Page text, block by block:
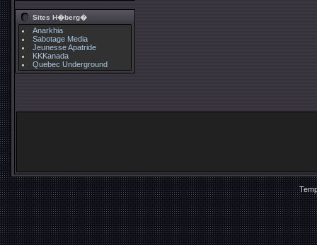
Sites H�berg�
Anarkhia
Sabotage Media
Jeunesse Apatride
KKKanada
Quebec Underground